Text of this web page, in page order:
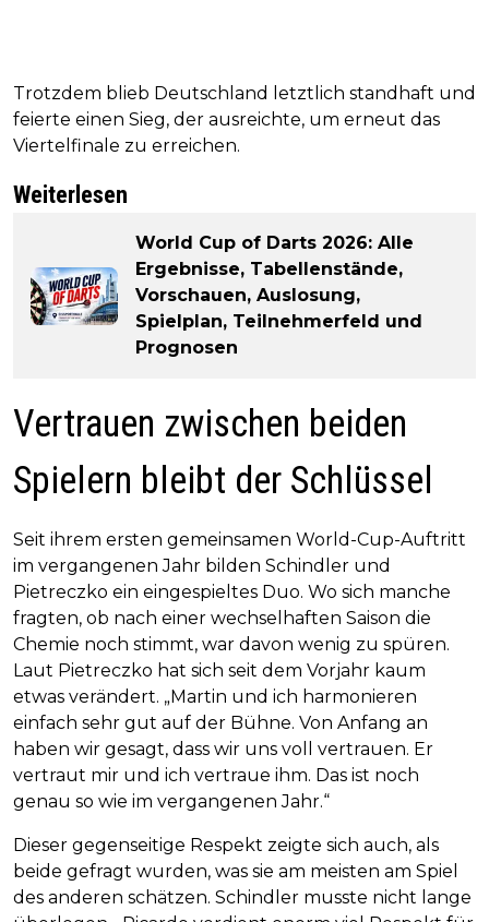
Trotzdem blieb Deutschland letztlich standhaft und
feierte einen Sieg, der ausreichte, um erneut das
Viertelfinale zu erreichen.
Weiterlesen
World Cup of Darts 2026: Alle
Ergebnisse, Tabellenstände,
Vorschauen, Auslosung,
Spielplan, Teilnehmerfeld und
Prognosen
Vertrauen zwischen beiden
Spielern bleibt der Schlüssel
Seit ihrem ersten gemeinsamen World-Cup-Auftritt
im vergangenen Jahr bilden Schindler und
Pietreczko ein eingespieltes Duo. Wo sich manche
fragten, ob nach einer wechselhaften Saison die
Chemie noch stimmt, war davon wenig zu spüren.
Laut Pietreczko hat sich seit dem Vorjahr kaum
etwas verändert. „Martin und ich harmonieren
einfach sehr gut auf der Bühne. Von Anfang an
haben wir gesagt, dass wir uns voll vertrauen. Er
vertraut mir und ich vertraue ihm. Das ist noch
genau so wie im vergangenen Jahr.“
Dieser gegenseitige Respekt zeigte sich auch, als
beide gefragt wurden, was sie am meisten am Spiel
des anderen schätzen. Schindler musste nicht lange